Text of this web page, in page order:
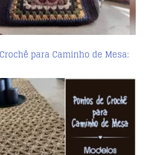
para Caminho de Mesa: